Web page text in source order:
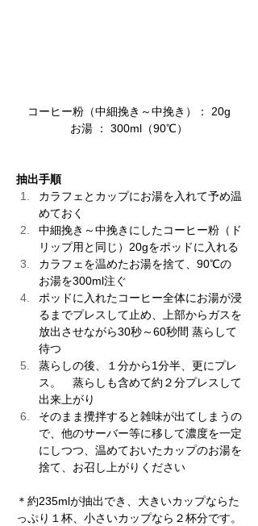
​コーヒー粉（中細挽き～中挽き）： 20g
​お湯 ： 300ml（90℃）
抽出手順
カラフェとカップにお湯を入れて予め温
めておく
中細挽き～中挽きにしたコーヒー粉（ド
リップ用と同じ）20gをポッドに入れる
カラフェを温めたお湯を捨て、90℃の
お湯を300ml注ぐ
ポッドに入れたコーヒー全体にお湯が浸
るまでプレスして止め、上部からガスを
放出させながら30秒～60秒間 蒸らして
待つ
蒸らしの後、１分から1分半、更にプレ
ス。　蒸らしも含めて約２分プレスして
出来上がり
そのまま攪拌すると雑味が出てしまうの
で、他のサーバー等に移して濃度を一定
にしつつ、温めておいたカップのお湯を
捨て、お召し上がりください
＊約235mlが抽出でき、大きいカップならた
っぷり１杯、小さいカップなら２杯分です。